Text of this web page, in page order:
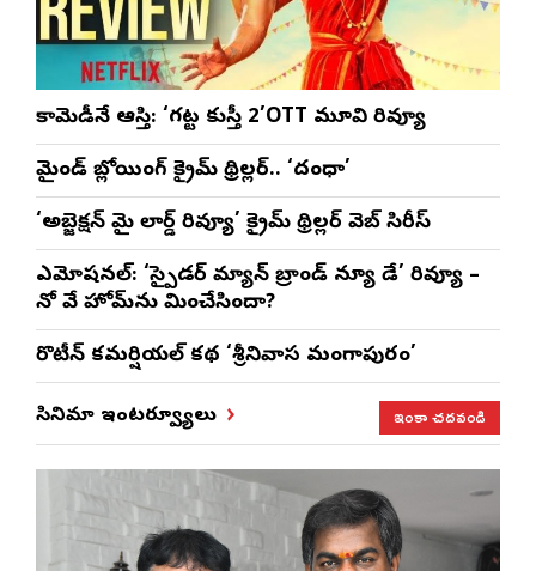
కామెడీనే ఆస్తి: ‘గట్ట కుస్తీ 2’OTT మూవి రివ్యూ
మైండ్ బ్లోయింగ్ క్రైమ్ థ్రిల్లర్.. ‘దంధా’
‘అబ్జెక్ష‌న్ మై లార్డ్ రివ్యూ’ క్రైమ్ థ్రిల్ల‌ర్ వెబ్ సిరీస్
ఎమోష‌న‌ల్‌: ‘స్పైడర్ మ్యాన్ బ్రాండ్ న్యూ డే’ రివ్యూ –
నో వే హోమ్‌ను మించేసిందా?
రొటీన్‌ కమర్షియల్‌ కథ ‘శ్రీనివాస మంగాపురం’
సినిమా ఇంటర్వ్యూలు ఇంకా చదవండి